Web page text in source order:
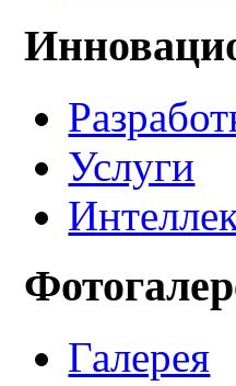
Услуги
Галерея